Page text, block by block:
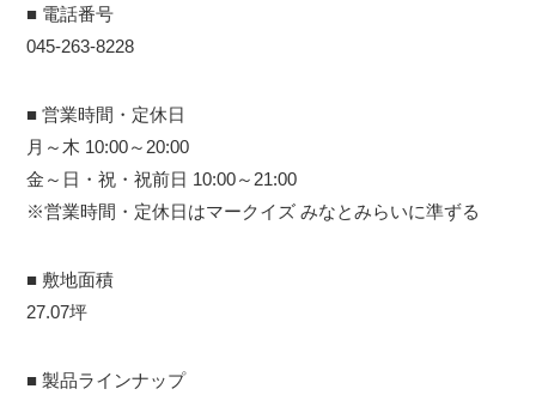
■ 電話番号
045-263-8228
■ 営業時間・定休日
月～木 10:00～20:00
金～日・祝・祝前日 10:00～21:00
※営業時間・定休日はマークイズ みなとみらいに準ずる
■ 敷地面積
27.07坪
■ 製品ラインナップ